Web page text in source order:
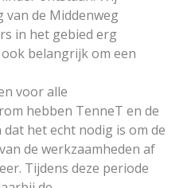
de Middenweg
in het gebied erg
belangrijk om een
voor alle
hebben TenneT en de
het echt nodig is om de
de werkzaamheden af
Tijdens deze periode